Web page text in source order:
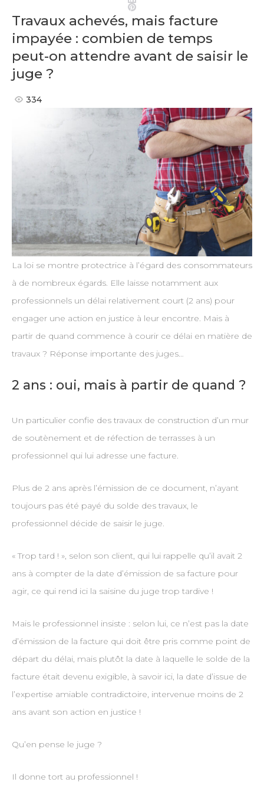
Pinterest
Travaux achevés, mais facture
impayée : combien de temps
peut-on attendre avant de saisir le
juge ?
334
La loi se montre protectrice à l’égard des consommateurs
à de nombreux égards. Elle laisse notamment aux
professionnels un délai relativement court (2 ans) pour
engager une action en justice à leur encontre. Mais à
partir de quand commence à courir ce délai en matière de
travaux ? Réponse importante des juges…
2 ans : oui, mais à partir de quand ?
Un particulier confie des travaux de construction d’un mur
de soutènement et de réfection de terrasses à un
professionnel qui lui adresse une facture.
Plus de 2 ans après l’émission de ce document, n’ayant
toujours pas été payé du solde des travaux, le
professionnel décide de saisir le juge.
« Trop tard ! », selon son client, qui lui rappelle qu’il avait 2
ans à compter de la date d’émission de sa facture pour
agir, ce qui rend ici la saisine du juge trop tardive !
Mais le professionnel insiste : selon lui, ce n’est pas la date
d’émission de la facture qui doit être pris comme point de
départ du délai, mais plutôt la date à laquelle le solde de la
facture était devenu exigible, à savoir ici, la date d’issue de
l’expertise amiable contradictoire, intervenue moins de 2
ans avant son action en justice !
Qu’en pense le juge ?
Il donne tort au professionnel !